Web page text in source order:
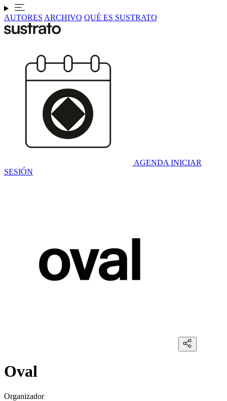
AUTORES ARCHIVO QUÉ ES SUSTRATO
AGENDA INICIAR
SESIÓN
Oval
Organizador